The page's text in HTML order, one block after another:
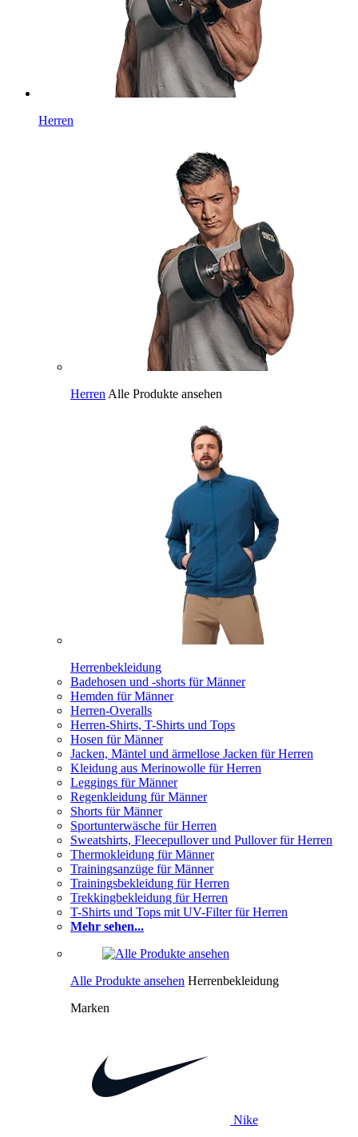
Herren
Herren Alle Produkte ansehen
Herrenbekleidung
Badehosen und -shorts für Männer
Hemden für Männer
Herren-Overalls
Herren-Shirts, T-Shirts und Tops
Hosen für Männer
Jacken, Mäntel und ärmellose Jacken für Herren
Kleidung aus Merinowolle für Herren
Leggings für Männer
Regenkleidung für Männer
Shorts für Männer
Sportunterwäsche für Herren
Sweatshirts, Fleecepullover und Pullover für Herren
Thermokleidung für Männer
Trainingsanzüge für Männer
Trainingsbekleidung für Herren
Trekkingbekleidung für Herren
T-Shirts und Tops mit UV-Filter für Herren
Mehr sehen...
Alle Produkte ansehen Herrenbekleidung
Marken
Nike